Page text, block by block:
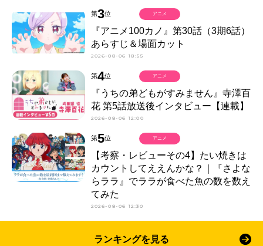
第3位
『アニメ100カノ』第30話（3期6話）
あらすじ＆場面カット
2026-08-06 18:55
アニメ
第4位
『うちの弟どもがすみません』寺澤百
花 第5話放送後インタビュー【連載】
2026-08-06 12:00
アニメ
第5位
【考察・レビューその4】たい焼きは
カウントしてええんかな？｜『さよな
らララ』でララが食べた魚の数を数え
てみた
2026-08-06 12:30
アニメ
ランキングを見る